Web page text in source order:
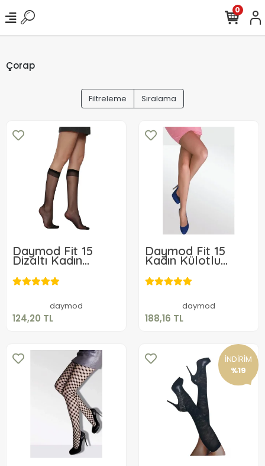
0
Çorap
Filtreleme Sıralama
Daymod Fit 15
Dizaltı Kadın
Çorabı
daymod
124,20 TL
124,20 TL
Daymod Fit 15
Kadın Külotlu
Çorap
daymod
188,16 TL
188,16 TL
İNDİRİM
%19